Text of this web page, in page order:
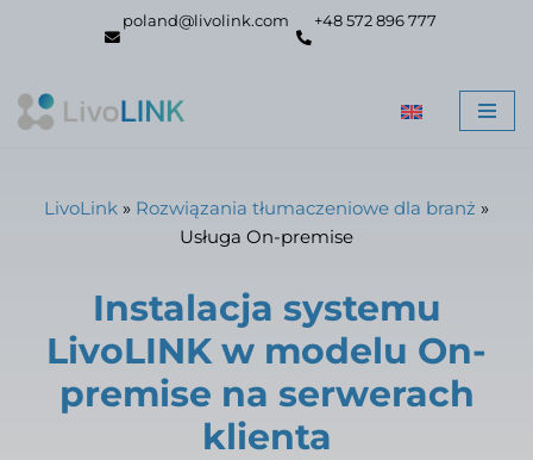
poland@livolink.com +48 572 896 777
treściLivoLink » Rozwiązania tłumaczeniowe dla branż »
Usługa On-premise
Instalacja systemu
LivoLINK w modelu On-
premise na serwerach
klienta